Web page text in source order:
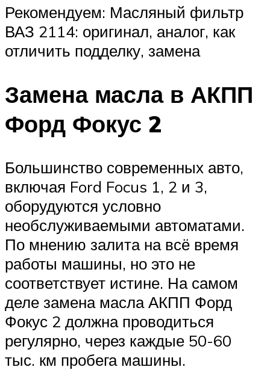
Рекомендуем: Масляный фильтр
ВАЗ 2114: оригинал, аналог, как
отличить подделку, замена
Замена масла в АКПП
Форд Фокус 2
Большинство современных авто,
включая Ford Focus 1, 2 и 3,
оборудуются условно
необслуживаемыми автоматами.
По мнению залита на всё время
работы машины, но это не
соответствует истине. На самом
деле замена масла АКПП Форд
Фокус 2 должна проводиться
регулярно, через каждые 50-60
тыс. км пробега машины.